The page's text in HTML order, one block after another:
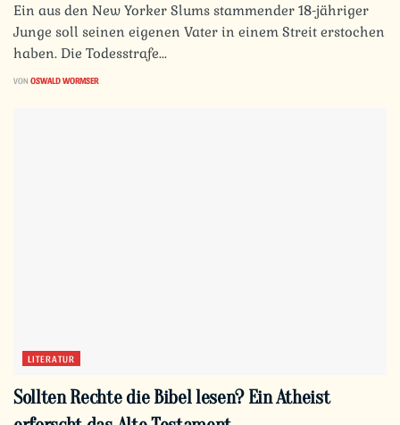
Ein aus den New Yorker Slums stammender 18-jähriger
Junge soll seinen eigenen Vater in einem Streit erstochen
haben. Die Todesstrafe...
VON OSWALD WORMSER
LITERATUR
Sollten Rechte die Bibel lesen? Ein Atheist